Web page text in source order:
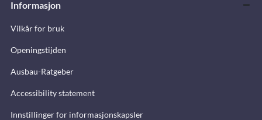
Informasjon
Vilkår for bruk
Openingstijden
Ausbau-Ratgeber
Accessibility statement
Innstillinger for informasjonskapsler